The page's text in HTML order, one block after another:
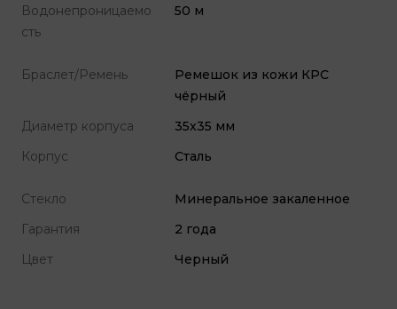
Водонепроницаемо
сть
50 м
Браслет/Ремень
Ремешок из кожи КРС
чёрный
Диаметр корпуса
35x35 мм
Корпус
Сталь
Стекло
Минеральное закаленное
Гарантия
2 года
Цвет
Черный